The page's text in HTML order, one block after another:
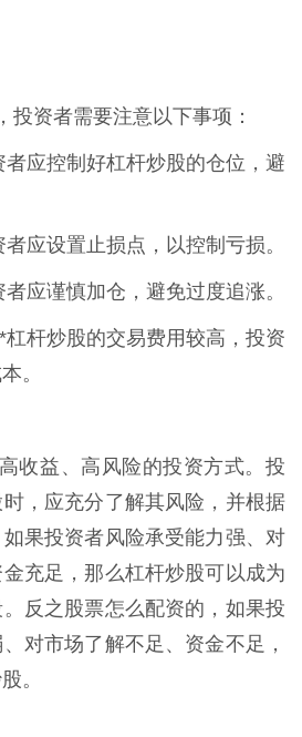
投资者需要注意以下事项：
应控制好杠杆炒股的仓位，避
应设置止损点，以控制亏损。
应谨慎加仓，避免过度追涨。
杆炒股的交易费用较高，投资
。
收益、高风险的投资方式。投
，应充分了解其风险，并根据
果投资者风险承受能力强、对
充足，那么杠杆炒股可以成为
反之股票怎么配资的，如果投
对市场了解不足、资金不足，
。